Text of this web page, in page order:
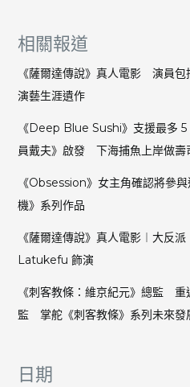
相關報道
《薩爾達傳說》真人電影 演員
演藝生涯遺作
《Deep Blue Sushi》支援最多
員戴夫》啟發 下海捕魚上岸做壽
《Obsession》女主角確認將參
機》系列作品
《薩爾達傳說》真人電影︱大反
Latukefu 飾演
《刺客教條：維京紀元》總監
監 掌舵《刺客教條》系列未來發
日期